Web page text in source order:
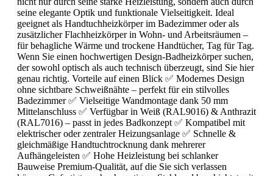
seine elegante Optik und funktionale Vielseitigkeit. Ideal
geeignet als Handtuchheizkörper im Badezimmer oder als
zusätzlicher Flachheizkörper in Wohn- und Arbeitsräumen –
für behagliche Wärme und trockene Handtücher, Tag für Tag.
Wenn Sie einen hochwertigen Design-Badheizkörper suchen,
der sowohl optisch als auch technisch überzeugt, sind Sie hier
genau richtig. Vorteile auf einen Blick ✅ Modernes Design
ohne sichtbare Schweißnähte – perfekt für ein stilvolles
Badezimmer ✅ Vielseitige Wandmontage dank 50 mm
Mittelanschluss ✅ Verfügbar in Weiß (RAL9016) & Anthrazit
(RAL7016) – passt in jedes Badkonzept ✅ Kompatibel mit
elektrischer oder zentraler Heizungsanlage ✅ Schnelle &
gleichmäßige Handtuchtrocknung dank mehrerer
Aufhängeleisten ✅ Hohe Heizleistung bei schlanker
Bauweise Premium-Qualität, auf die Sie sich verlassen